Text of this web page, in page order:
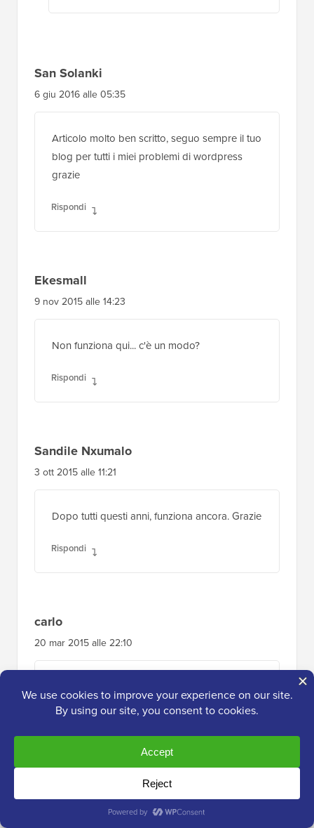
San Solanki
6 giu 2016 alle 05:35
Articolo molto ben scritto, seguo sempre il tuo
blog per tutti i miei problemi di wordpress
grazie
Rispondi
Ekesmall
9 nov 2015 alle 14:23
Non funziona qui... c'è un modo?
Rispondi
Sandile Nxumalo
3 ott 2015 alle 11:21
Dopo tutti questi anni, funziona ancora. Grazie
Rispondi
carlo
20 mar 2015 alle 22:10
chiusura }
Rispondi
Supporto WPBeginner